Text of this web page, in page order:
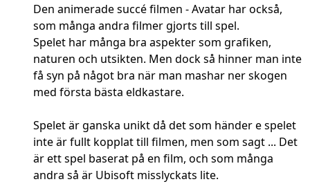
Den animerade succé filmen - Avatar har också,
som många andra filmer gjorts till spel.
Spelet har många bra aspekter som grafiken,
naturen och utsikten. Men dock så hinner man inte
få syn på något bra när man mashar ner skogen
med första bästa eldkastare.
Spelet är ganska unikt då det som händer e spelet
inte är fullt kopplat till filmen, men som sagt ... Det
är ett spel baserat på en film, och som många
andra så är Ubisoft misslyckats lite.